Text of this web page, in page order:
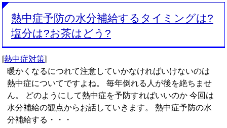
熱中症予防の水分補給するタイミングは?
塩分は?お茶はどう?
[熱中症対策]
暖かくなるにつれて注意していかなければいけないのは
熱中症についてですよね。 毎年倒れる人が後を絶ちませ
ん。 どのようにして熱中症を予防すればいいのか 今回は
水分補給の観点からお話していきます。 熱中症予防の水
分補給する・・・